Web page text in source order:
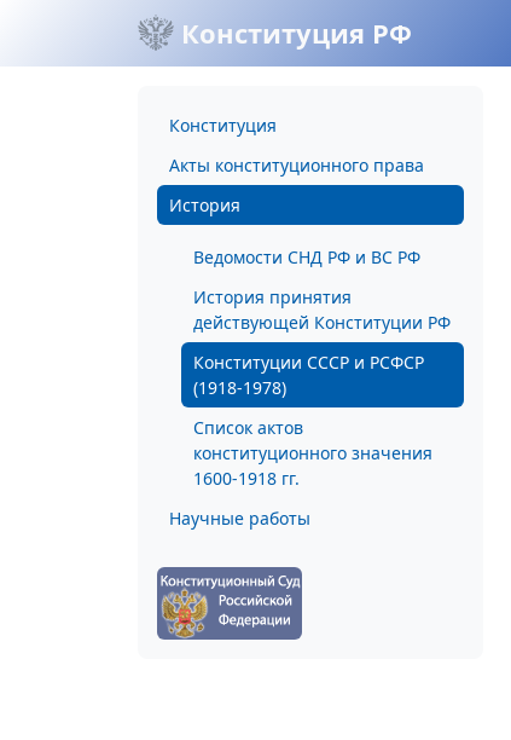
Конституция РФ
Конституция
Акты конституционного права
История
Ведомости СНД РФ и ВС РФ
История принятия
действующей Конституции РФ
Конституции СССР и РСФСР
(1918-1978)
Список актов
конституционного значения
1600-1918 гг.
Научные работы